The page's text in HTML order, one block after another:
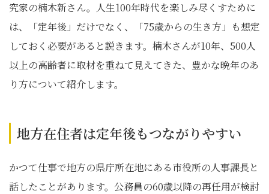
究家の楠木新さん。人生100年時代を楽しみ尽くすために
は、「定年後」だけでなく、「75歳からの生き方」も想定
しておく必要があると説きます。楠木さんが10年、500人
以上の高齢者に取材を重ねて見えてきた、豊かな晩年のあ
り方について紹介します。
地方在住者は定年後もつながりやすい
かつて仕事で地方の県庁所在地にある市役所の人事課長と
話したことがあります。公務員の60歳以降の再任用が検討